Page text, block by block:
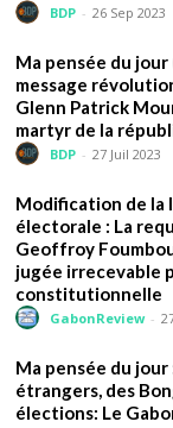
BDP - 26 Sep 2023
Ma pensée du jour
message
Glenn Patrick
martyr de la
BDP - 27 Juil 2023
Modification de la
électorale : La
Geoffroy
jugée irrecevable
constitutionnelle
GabonReview -
Ma pensée du jour
étrangers, des
élections: Le